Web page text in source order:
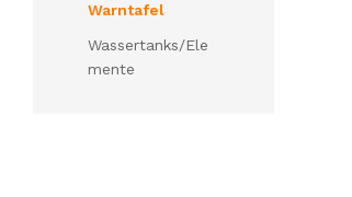
Warntafel
Wassertanks/Ele
mente